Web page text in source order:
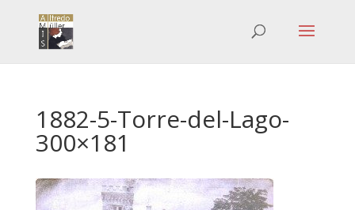
1882-5-Torre-del-Lago-
300×181